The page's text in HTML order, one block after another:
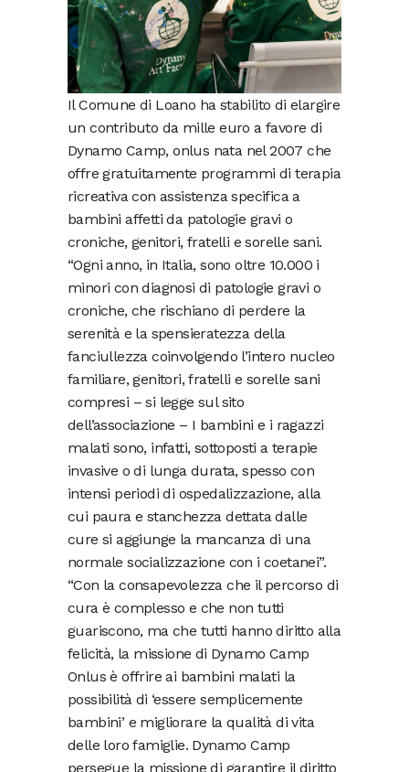
Il Comune di Loano ha stabilito di elargire
un contributo da mille euro a favore di
Dynamo Camp, onlus nata nel 2007 che
offre gratuitamente programmi di terapia
ricreativa con assistenza specifica a
bambini affetti da patologie gravi o
croniche, genitori, fratelli e sorelle sani.
“Ogni anno, in Italia, sono oltre 10.000 i
minori con diagnosi di patologie gravi o
croniche, che rischiano di perdere la
serenità e la spensieratezza della
fanciullezza coinvolgendo l’intero nucleo
familiare, genitori, fratelli e sorelle sani
compresi – si legge sul sito
dell’associazione – I bambini e i ragazzi
malati sono, infatti, sottoposti a terapie
invasive o di lunga durata, spesso con
intensi periodi di ospedalizzazione, alla
cui paura e stanchezza dettata dalle
cure si aggiunge la mancanza di una
normale socializzazione con i coetanei”.
“Con la consapevolezza che il percorso di
cura è complesso e che non tutti
guariscono, ma che tutti hanno diritto alla
felicità, la missione di Dynamo Camp
Onlus è offrire ai bambini malati la
possibilità di ‘essere semplicemente
bambini’ e migliorare la qualità di vita
delle loro famiglie. Dynamo Camp
persegue la missione di garantire il diritto